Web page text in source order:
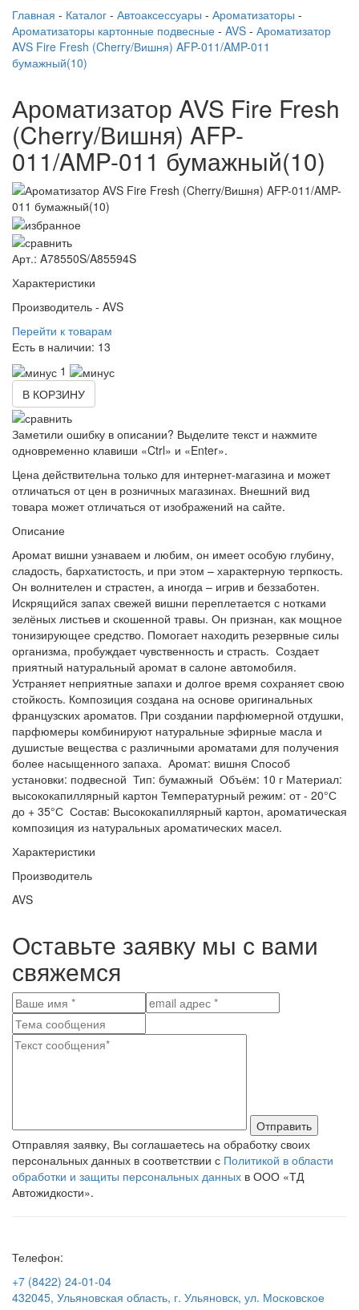
Главная - Каталог - Автоаксессуары - Ароматизаторы -
Ароматизаторы картонные подвесные - AVS - Ароматизатор
AVS Fire Fresh (Cherry/Вишня) AFP-011/AMP-011
бумажный(10)
Ароматизатор AVS Fire Fresh
(Cherry/Вишня) AFP-
011/AMP-011 бумажный(10)
Арт.: A78550S/A85594S
Характеристики
Производитель - AVS
Перейти к товарам
Есть в наличии: 13
1
В КОРЗИНУ
Заметили ошибку в описании? Выделите текст и нажмите
одновременно клавиши «Ctrl» и «Enter».
Цена действительна только для интернет-магазина и может
отличаться от цен в розничных магазинах. Внешний вид
товара может отличаться от изображений на сайте.
Описание
Аромат вишни узнаваем и любим, он имеет особую глубину,
сладость, бархатистость, и при этом – характерную терпкость.
Он волнителен и страстен, а иногда – игрив и беззаботен.
Искрящийся запах свежей вишни переплетается с нотками
зелёных листьев и скошенной травы. Он признан, как мощное
тонизирующее средство. Помогает находить резервные силы
организма, пробуждает чувственность и страсть. Создает
приятный натуральный аромат в салоне автомобиля.
Устраняет неприятные запахи и долгое время сохраняет свою
стойкость. Композиция создана на основе оригинальных
французских ароматов. При создании парфюмерной отдушки,
парфюмеры комбинируют натуральные эфирные масла и
душистые вещества с различными ароматами для получения
более насыщенного запаха. Аромат: вишня Способ
установки: подвесной Тип: бумажный Объём: 10 г Материал:
высококапиллярный картон Температурный режим: от - 20°С
до + 35°С Состав: Высококапиллярный картон, ароматическая
композиция из натуральных ароматических масел.
Характеристики
Производитель
AVS
Оставьте заявку мы с вами
свяжемся
Отправить
Отправляя заявку, Вы соглашаетесь на обработку своих
персональных данных в соответствии с Политикой в области
обработки и защиты персональных данных в ООО «ТД
Автожидкости».
Телефон:
+7 (8422) 24-01-04
432045, Ульяновская область, г. Ульяновск, ул. Московское